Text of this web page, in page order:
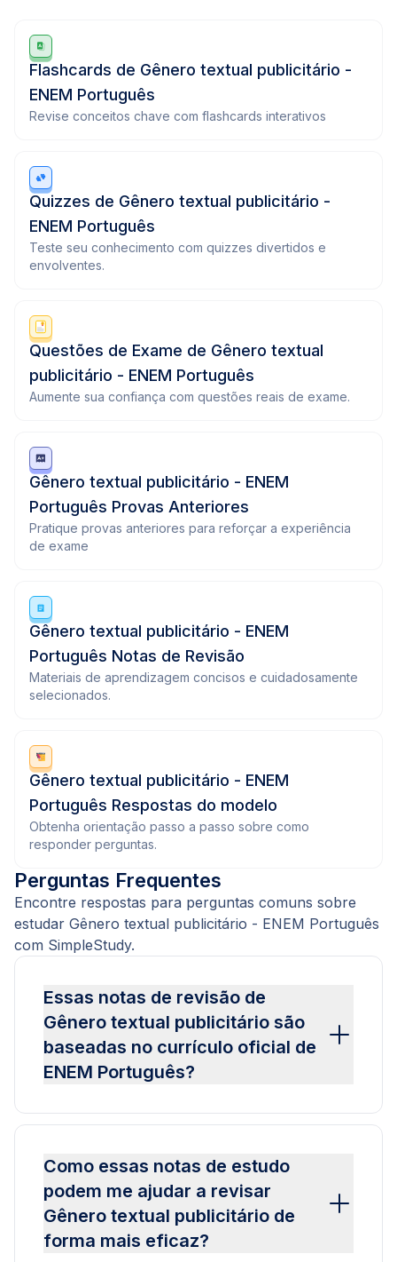
Flashcards de Gênero textual publicitário -
ENEM Português
Revise conceitos chave com flashcards interativos
Quizzes de Gênero textual publicitário -
ENEM Português
Teste seu conhecimento com quizzes divertidos e
envolventes.
Questões de Exame de Gênero textual
publicitário - ENEM Português
Aumente sua confiança com questões reais de exame.
Gênero textual publicitário - ENEM
Português Provas Anteriores
Pratique provas anteriores para reforçar a experiência
de exame
Gênero textual publicitário - ENEM
Português Notas de Revisão
Materiais de aprendizagem concisos e cuidadosamente
selecionados.
Gênero textual publicitário - ENEM
Português Respostas do modelo
Obtenha orientação passo a passo sobre como
responder perguntas.
Perguntas Frequentes
Encontre respostas para perguntas comuns sobre
estudar Gênero textual publicitário - ENEM Português
com SimpleStudy.
Essas notas de revisão de
Gênero textual publicitário são
baseadas no currículo oficial de
ENEM Português?
Como essas notas de estudo
podem me ajudar a revisar
Gênero textual publicitário de
forma mais eficaz?